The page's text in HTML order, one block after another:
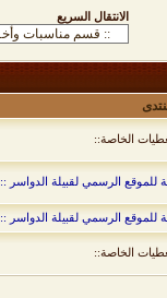
الانتقال السريع
الخاصة::
للموقع الرسمي لقبيلة الدواسر ::
للموقع الرسمي لقبيلة الدواسر ::
الخاصة::